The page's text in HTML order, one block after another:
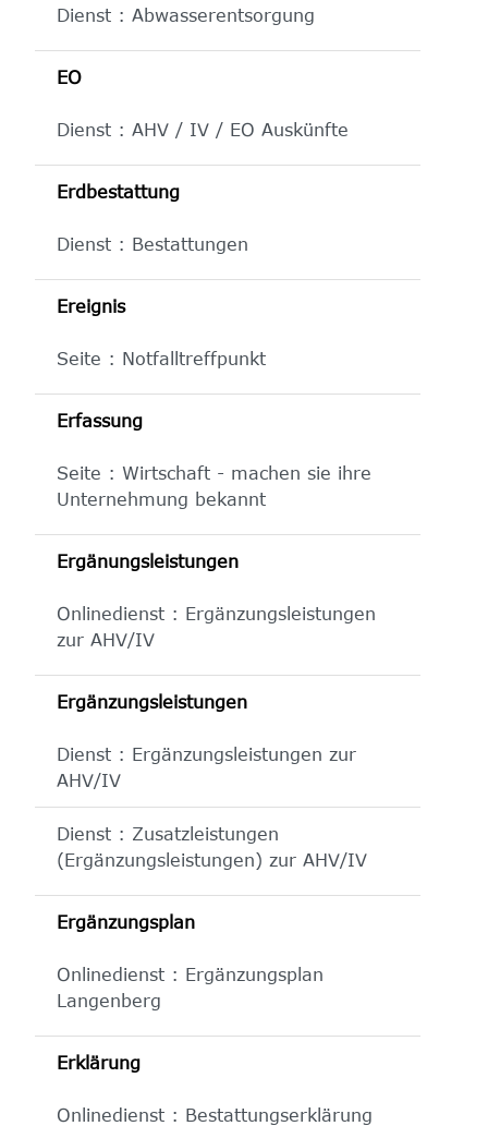
Dienst : Abwasserentsorgung
EO
Dienst : AHV / IV / EO Auskünfte
Erdbestattung
Dienst : Bestattungen
Ereignis
Seite : Notfalltreffpunkt
Erfassung
Seite : Wirtschaft - machen sie ihre
Unternehmung bekannt
Ergänungsleistungen
Onlinedienst : Ergänzungsleistungen
zur AHV/IV
Ergänzungsleistungen
Dienst : Ergänzungsleistungen zur
AHV/IV
Dienst : Zusatzleistungen
(Ergänzungsleistungen) zur AHV/IV
Ergänzungsplan
Onlinedienst : Ergänzungsplan
Langenberg
Erklärung
Onlinedienst : Bestattungserklärung